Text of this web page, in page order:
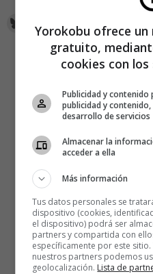
Yorokobu ofrece un
gratuito,
cookies con
Publicidad y
publicidad y
desarrollo de servicios
Almacenar la
acceder a ella
Más información
Tus datos personales se
dispositivo (cookies,
el dispositivo) podrá ser
partners y compartida con
específicamente por este
nuestros partners podemos
geolocalización. Lista de